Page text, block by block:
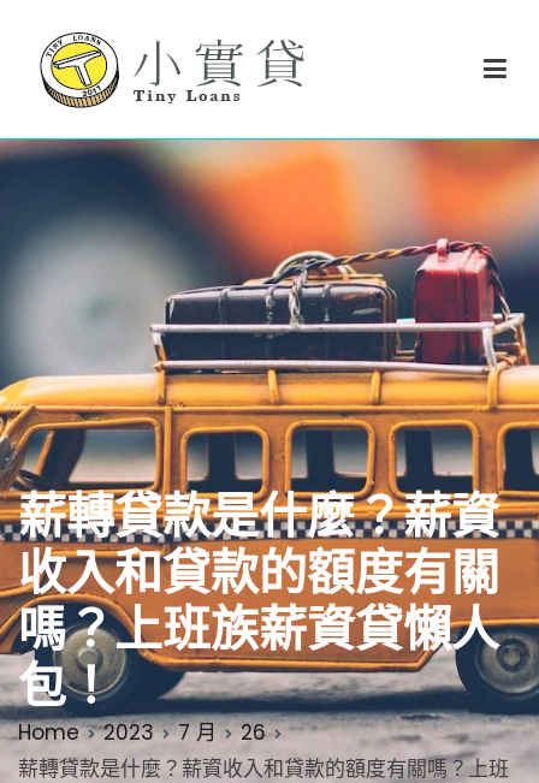
content
小實貸 TinyLoans
小實貸 實在很好貸
薪轉貸款是什麼？薪資
收入和貸款的額度有關
嗎？上班族薪資貸懶人
包！
Home 2023 7 月
26
薪轉貸款是什麼？薪資收入和貸款的額度有關嗎？上班